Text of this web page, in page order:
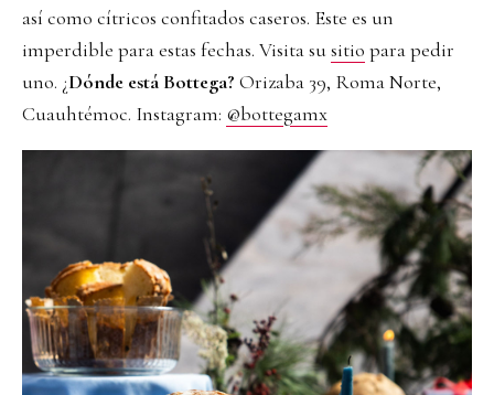
así como cítricos confitados caseros. Este es un
imperdible para estas fechas. Visita susitio para pedir
uno. ¿Dónde está Bottega? Orizaba 39, Roma Norte,
Cuauhtémoc. Instagram: @bottegamx